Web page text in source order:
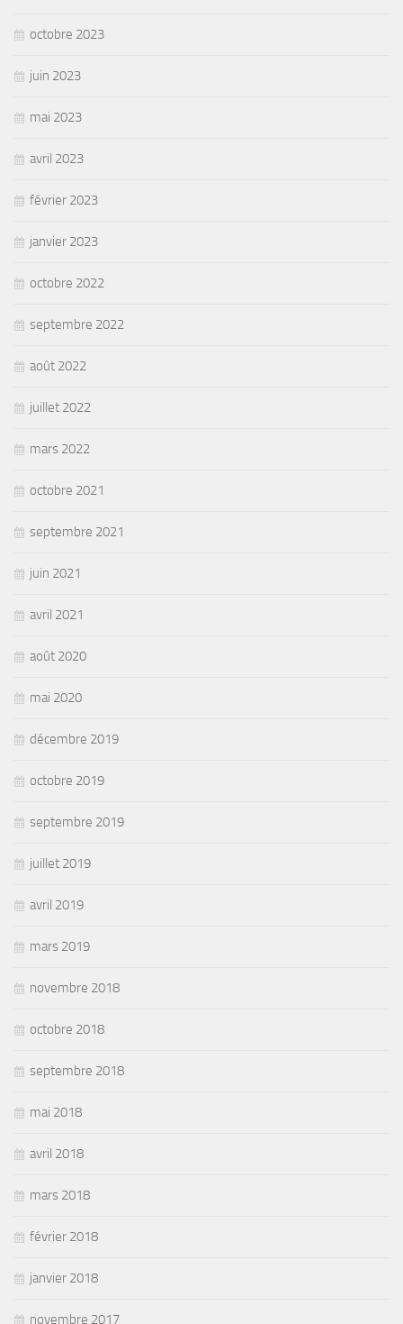
octobre 2023
juin 2023
mai 2023
avril 2023
février 2023
janvier 2023
octobre 2022
septembre 2022
août 2022
juillet 2022
mars 2022
octobre 2021
septembre 2021
juin 2021
avril 2021
août 2020
mai 2020
décembre 2019
octobre 2019
septembre 2019
juillet 2019
avril 2019
mars 2019
novembre 2018
octobre 2018
septembre 2018
mai 2018
avril 2018
mars 2018
février 2018
janvier 2018
novembre 2017